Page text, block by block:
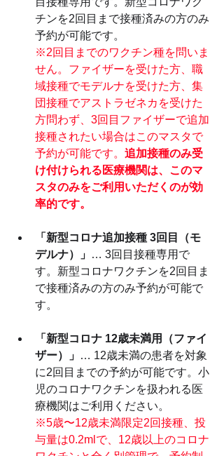
チンを2回目まで接種済みの方のみ
予約が可能です。
※2回目までのワクチン種を問いま
せん。ファイザーを受けた方、職
域接種でモデルナを受けた方、集
団接種でアストラゼネカを受けた
方問わず、3回目ファイザーで追加
接種されたい場合はこのマスタで
予約が可能です。 追加接種のみ受
け付けられる医療機関は、このマ
スタのみをご利用いただくのが効
率的です。
「新型コロナ追加接種 3回目（モ
デルナ）」 … 3回目接種専用で
す。新型コロナワクチンを2回目ま
で接種済みの方のみ予約が可能で
す。
「新型コロナ 12歳未満用（ファイ
ザー）」 … 12歳未満の患者を対象
に2回目までの予約が可能です。小
児のコロナワクチンを扱われる医
療機関はご利用ください。
※5歳〜12歳未満限定2回接種、投
与量は0.2mlで、12歳以上のコロナ